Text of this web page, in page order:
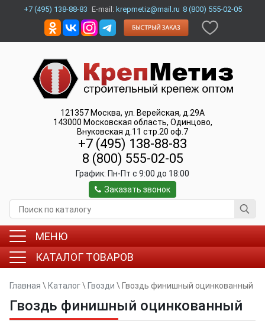
+7 (495) 138-88-83 E-mail: krepmetiz@mail.ru 8 (800) 555-02-05
121357 Москва, ул. Верейская, д.29А
143000 Московская область, Одинцово,
Внуковская д.11 стр.20 оф.7
+7 (495) 138-88-83
8 (800) 555-02-05
График: Пн-Пт c 9:00 до 18:00
Заказать звонок
МЕНЮ
КАТАЛОГ ТОВАРОВ
Главная \ Каталог\ Гвозди \ Гвоздь финишный оцинкованный
Гвоздь финишный оцинкованный